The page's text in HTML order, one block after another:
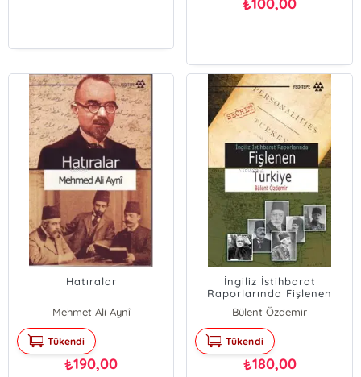
₺
Hatıralar
Mehmet Ali Aynî
Tükendi
₺190,00
İngiliz İstihbarat
Raporlarında Fişlenen
Türkiye
Bülent Özdemir
Tükendi
₺180,00